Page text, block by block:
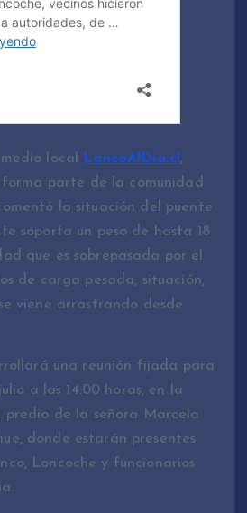
local LancoAlDía.cl,
parte de la comunidad
la situación del puente
soporta un peso de hasta 18
que es sobrepasada por el
de carga pesada, situación,
viene arrastrando desde
una reunión fijada para
a las 14:00 horas, en la
predio de la señora Marcela
donde estarán presentes
Loncoche y funcionarios